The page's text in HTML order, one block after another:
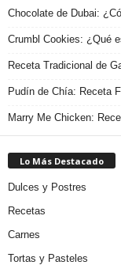
Chocolate de Dubai:
Crumbl Cookies: ¿Qué
Receta Tradicional de
Pudín de Chía: Receta
Marry Me Chicken:
Lo Más Destacado
Dulces y Postres
Recetas
Carnes
Tortas y Pasteles